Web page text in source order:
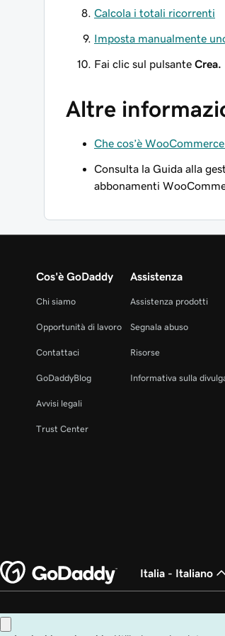
Calcola i totali ricorrenti
Imposta manualmente
Fai clic sul pulsante Crea.
Altre
Che cos’è
Consulta la Guida alla
abbonamenti
Cos'è GoDaddy
Chi siamo
Opportunità di lavoro
Contattaci
GoDaddyBlog
Avvisi legali
Trust Center
Assistenza
Assistenza prodotti
Segnala abuso
Risorse
Informativa sulla
Italia - Italiano
Copyright © 1999 - 2026 GoDaddy Operating